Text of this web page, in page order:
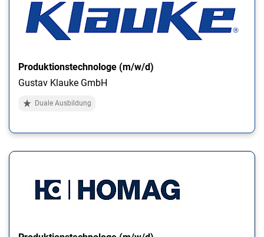
Produktionstechnologe (m/w/d)
Gustav Klauke GmbH
Duale Ausbildung